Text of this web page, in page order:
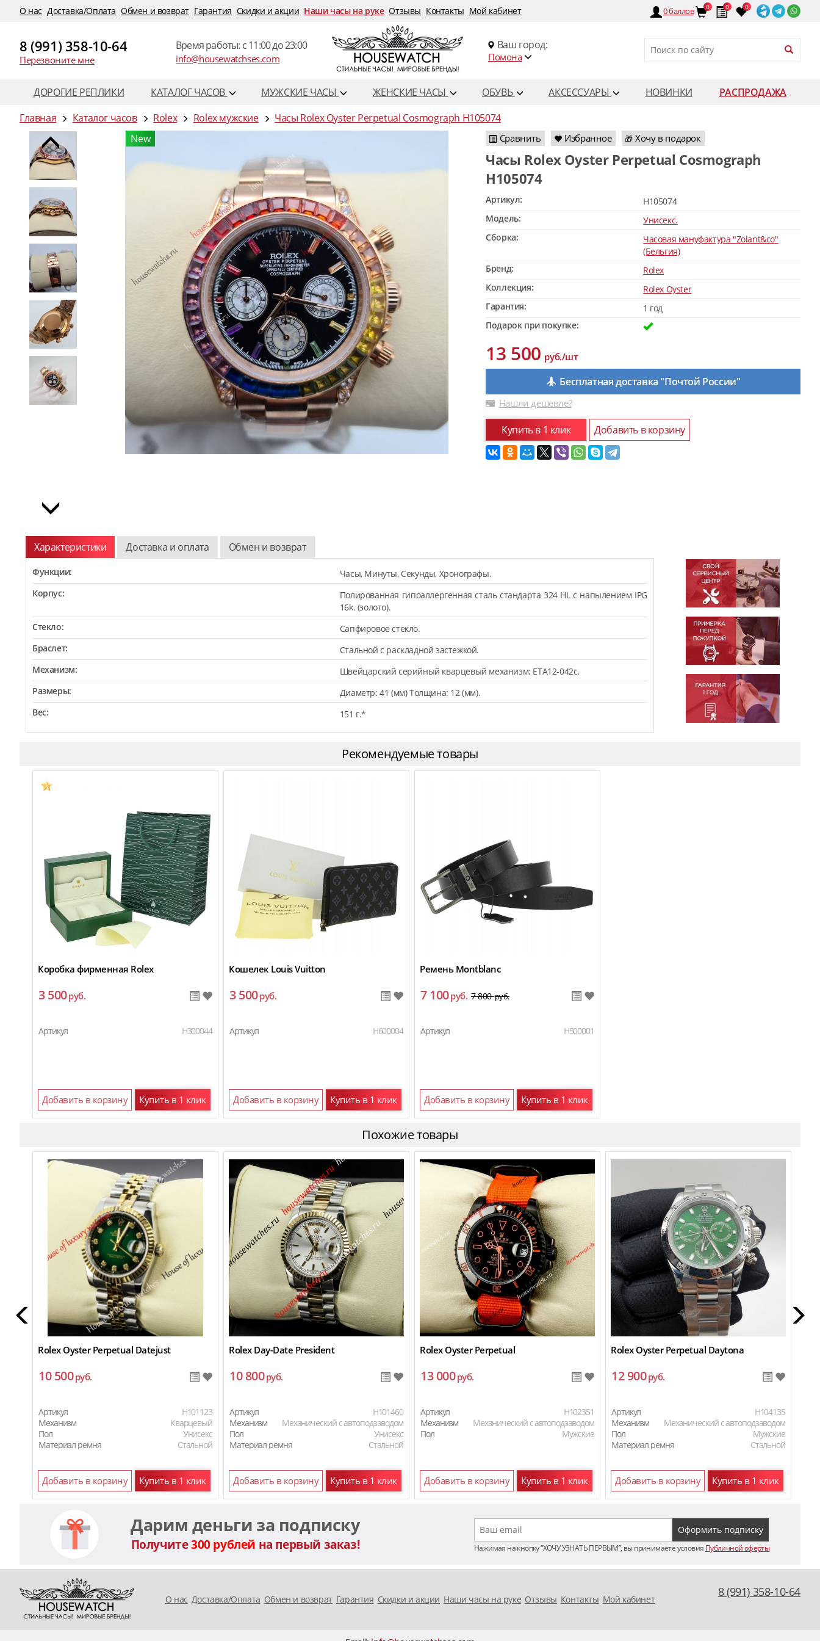
O нас Доставка/Оплата Обмен и возврат Гарантия Скидки и акции Наши часы на руке Отзывы Контакты Мой кабинет 0баллов 0 0 0
8 (991) 358-10-64
Перезвоните мне
Время работы: c 11:00 до 23:00
info@housewatchses.com
Ваш город:
Помона
ДОРОГИЕ РЕПЛИКИ КАТАЛОГ ЧАСОВ МУЖСКИЕ ЧАСЫ ЖЕНСКИЕ ЧАСЫ ОБУВЬ АКСЕССУАРЫ НОВИНКИ
РАСПРОДАЖА
Главная
Каталог часов Rolex Rolex мужские
Часы Rolex Oyster Perpetual Cosmograph H105074
New
Сравнить Избранное 🎁 Хочу в подарок
Часы Rolex Oyster Perpetual Cosmograph
H105074
Артикул:
H105074
Модель:
Унисекс.
Сборка:
Часовая мануфактура "Zolant&co"
(Бельгия)
Бренд:
Rolex
Коллекция:
Rolex Oyster
Гарантия:
1 год
Подарок при покупке:
13 500руб./шт
Бесплатная доставка "Почтой России"
Нашли дешевле?
Купить в 1 клик Добавить в корзину
Характеристики Доставка и оплата Обмен и возврат
Функции:
Часы, Минуты, Секунды, Хронографы.
Корпус:
Полированная гипоаллергенная сталь стандарта 324 HL с напылением IPG
16k. (золото).
Стекло:
Сапфировое стекло.
Браслет:
Стальной с раскладной застежкой.
Механизм:
Швейцарский серийный кварцевый механизм: ETA12-042c.
Размеры:
Диаметр: 41 (мм) Толщина: 12 (мм).
Вес:
151 г.*
Рекомендуемые товары
Коробка фирменная Rolex
3 500руб.
Артикул H300044
Добавить в корзину Купить в 1 клик
Кошелек Louis Vuitton
3 500руб.
Артикул H600004
Добавить в корзину Купить в 1 клик
Ремень Montblanc
7 100руб. 7 800руб.
Артикул H500001
Добавить в корзину Купить в 1 клик
Похожие товары
Rolex Oyster Perpetual Datejust
10 500руб.
Артикул
H101123
Механизм
Кварцевый
Пол
Унисекс
Материал ремня
Стальной
Добавить в корзину Купить в 1 клик
Rolex Day-Date President
10 800руб.
Артикул
H101460
Механизм
Механический с автоподзаводом
Пол
Унисекс
Материал ремня
Стальной
Добавить в корзину Купить в 1 клик
Rolex Oyster Perpetual
13 000руб.
Артикул
H102351
Механизм
Механический с автоподзаводом
Пол
Мужские
Добавить в корзину Купить в 1 клик
Rolex Oyster Perpetual Daytona
12 900руб.
Артикул
H104135
Механизм
Механический с автоподзаводом
Пол
Мужские
Материал ремня
Стальной
Добавить в корзину Купить в 1 клик
Дарим деньги за подписку
Получите300 рублей на первый заказ! Нажимая на кнопку “ХОЧУ УЗНАТЬ ПЕРВЫМ”, вы принимаете условия Публичной оферты
O нас Доставка/Оплата Обмен и возврат Гарантия Скидки и акции Наши часы на руке Отзывы Контакты Мой кабинет
8 (991) 358-10-64